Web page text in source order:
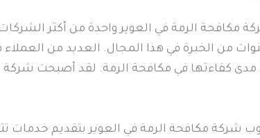
مكافحة الرمة في العوير واحدة من أكثر
من الخبرة في هذا المجال. العديد من
مدى كفاءتها في مكافحة الرمة. لقد أصبحت
شركة مكافحة الرمة في العوير بتقديم خدمات